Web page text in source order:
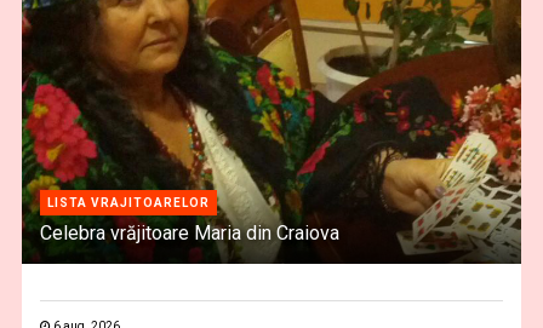
LISTA VRAJITOARELOR
Celebra vrăjitoare Maria din Craiova